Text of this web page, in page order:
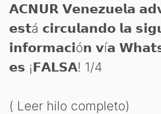
𝗔𝗖𝗡𝗨𝗥 𝗩𝗲𝗻𝗲𝘇𝘂𝗲𝗹𝗮
𝗲𝘀𝘁á 𝗰𝗶𝗿𝗰𝘂𝗹𝗮𝗻𝗱𝗼 𝗹𝗮
𝗶𝗻𝗳𝗼𝗿𝗺𝗮𝗰𝗶ó𝗻 𝘃í𝗮
𝗲𝘀 ¡𝗙𝗔𝗟𝗦𝗔! 1/4
( Leer hilo completo)